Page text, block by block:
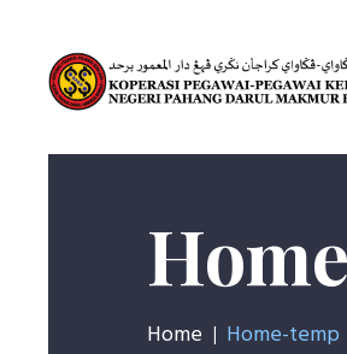
Home Home-temp